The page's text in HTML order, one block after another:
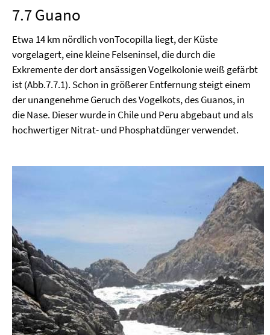
7.7 Guano
Etwa 14 km nördlich vonTocopilla liegt, der Küste
vorgelagert, eine kleine Felseninsel, die durch die
Exkremente der dort ansässigen Vogelkolonie weiß gefärbt
ist (Abb.7.7.1). Schon in größerer Entfernung steigt einem
der unangenehme Geruch des Vogelkots, des Guanos, in
die Nase. Dieser wurde in Chile und Peru abgebaut und als
hochwertiger Nitrat- und Phosphatdünger verwendet.